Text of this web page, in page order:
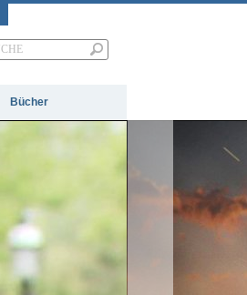
Bücher